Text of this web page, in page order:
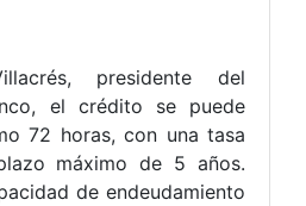
presidente del
el crédito se puede
72 horas, con una tasa
máximo de 5 años.
de endeudamiento